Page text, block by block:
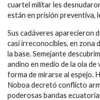
cuartel militar les
están en prisión preventiva,
Sus cadáveres aparecieron
casi irreconocibles, en zona
la base. Semejante
andino en medio de la ola
forma de mirarse al espejo.
Noboa decretó conflicto
poderosas bandas